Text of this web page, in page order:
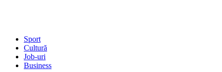
Sport
Cultură
Job-uri
Business